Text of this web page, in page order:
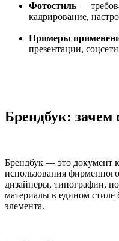
Фотостиль —
кадрирование,
Примеры
презентации, соцсети
Брендбук: зачем
Брендбук — это документ
использования
дизайнеры, типографии,
материалы в едином стиле
элемента.